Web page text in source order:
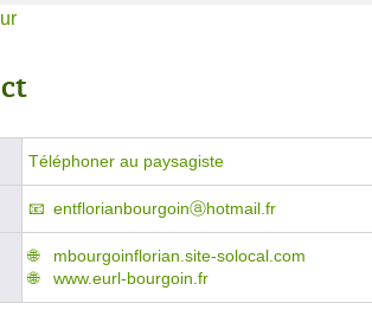
Téléphoner au paysagiste
entflorianbourgoinⓐhotmail.fr
mbourgoinflorian.site-solocal.com
www.eurl-bourgoin.fr